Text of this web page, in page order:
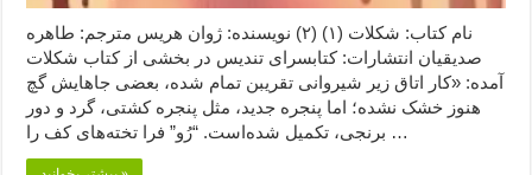
نام کتاب: شکلات (۱) (۲) نویسنده: ژوان هریس مترجم: طاهره
صدیقیان انتشارات: کتابسرای تندیس در بخشی از کتاب شکلات
آمده: «کار اتاق زیر شیروانی تقریبن تمام شده، بعضی جاهایش گچ
هنوز خشک نشده؛ اما پنجره جدید، مثل پنجره کشتی، گرد و دور
برنجی، تکمیل شده‌است. “رُو” فرا تخته‌های کف را …